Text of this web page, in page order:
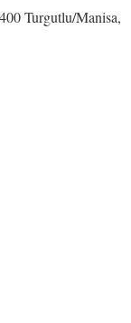
Turgutlu/Manisa,